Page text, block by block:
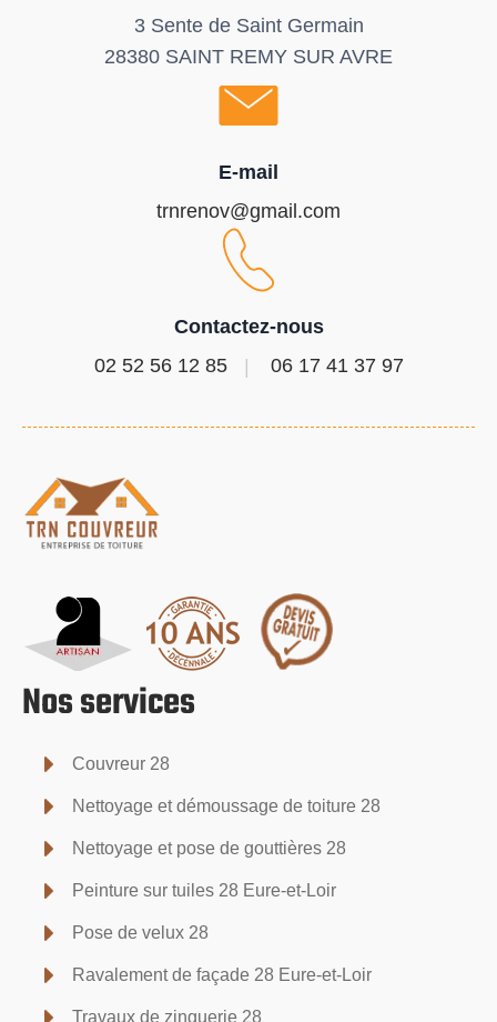
3 Sente de Saint Germain
28380 SAINT REMY SUR AVRE
E-mail
trnrenov@gmail.com
Contactez-nous
02 52 56 12 85
06 17 41 37 97
Nos services
Couvreur 28
Nettoyage et démoussage de toiture 28
Nettoyage et pose de gouttières 28
Peinture sur tuiles 28 Eure-et-Loir
Pose de velux 28
Ravalement de façade 28 Eure-et-Loir
Travaux de zinguerie 28